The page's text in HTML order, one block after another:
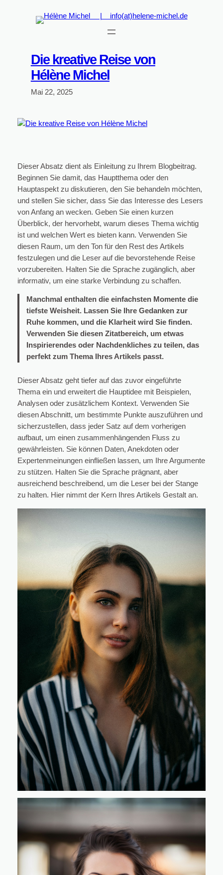
Die kreative Reise von
Hélène Michel
Mai 22, 2025
Dieser Absatz dient als Einleitung zu Ihrem Blogbeitrag.
Beginnen Sie damit, das Hauptthema oder den
Hauptaspekt zu diskutieren, den Sie behandeln möchten,
und stellen Sie sicher, dass Sie das Interesse des Lesers
von Anfang an wecken. Geben Sie einen kurzen
Überblick, der hervorhebt, warum dieses Thema wichtig
ist und welchen Wert es bieten kann. Verwenden Sie
diesen Raum, um den Ton für den Rest des Artikels
festzulegen und die Leser auf die bevorstehende Reise
vorzubereiten. Halten Sie die Sprache zugänglich, aber
informativ, um eine starke Verbindung zu schaffen.
Manchmal enthalten die einfachsten Momente die
tiefste Weisheit. Lassen Sie Ihre Gedanken zur
Ruhe kommen, und die Klarheit wird Sie finden.
Verwenden Sie diesen Zitatbereich, um etwas
Inspirierendes oder Nachdenkliches zu teilen, das
perfekt zum Thema Ihres Artikels passt.
Dieser Absatz geht tiefer auf das zuvor eingeführte
Thema ein und erweitert die Hauptidee mit Beispielen,
Analysen oder zusätzlichem Kontext. Verwenden Sie
diesen Abschnitt, um bestimmte Punkte auszuführen und
sicherzustellen, dass jeder Satz auf dem vorherigen
aufbaut, um einen zusammenhängenden Fluss zu
gewährleisten. Sie können Daten, Anekdoten oder
Expertenmeinungen einfließen lassen, um Ihre Argumente
zu stützen. Halten Sie die Sprache prägnant, aber
ausreichend beschreibend, um die Leser bei der Stange
zu halten. Hier nimmt der Kern Ihres Artikels Gestalt an.